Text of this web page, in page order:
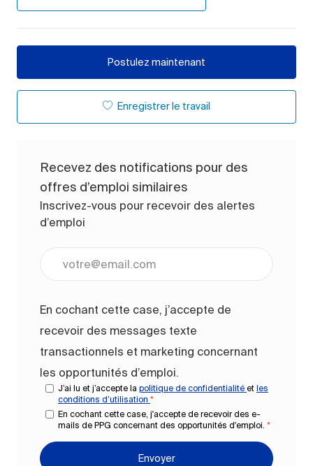
Postulez maintenant
Enregistrer le travail
Recevez des notifications pour des
offres d’emploi similaires
Inscrivez-vous pour recevoir des alertes
d’emploi
En cochant cette case, j’accepte de
recevoir des messages texte
transactionnels et marketing concernant
les opportunités d’emploi.
J’ai lu et j’accepte la politique de confidentialité et les
conditions d’utilisation *
En cochant cette case, j'accepte de recevoir des e-
mails de PPG concernant des opportunités d'emploi. *
Envoyer